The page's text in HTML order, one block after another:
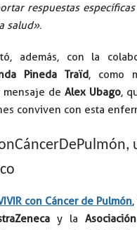
respuestas
salud».
además, con la
Pineda Traïd, como
de Alex Ubago,
conviven con esta
con Cáncer de Pulmón
y la